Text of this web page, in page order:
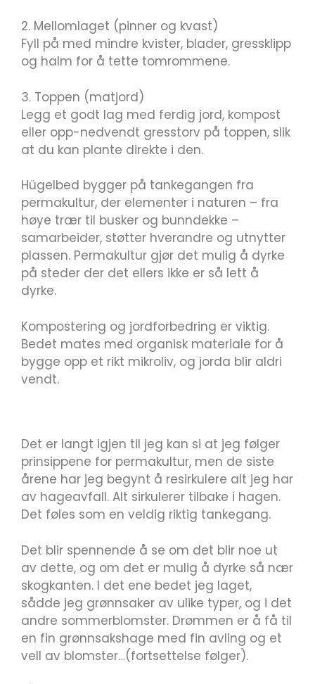
2. Mellomlaget (pinner og kvast)
Fyll på med mindre kvister, blader, gressklipp
og halm for å tette tomrommene.
3. Toppen (matjord)
Legg et godt lag med ferdig jord, kompost
eller opp-nedvendt gresstorv på toppen, slik
at du kan plante direkte i den.
Hügelbed bygger på tankegangen fra
permakultur, der elementer i naturen – fra
høye trær til busker og bunndekke –
samarbeider, støtter hverandre og utnytter
plassen. Permakultur gjør det mulig å dyrke
på steder der det ellers ikke er så lett å
dyrke.
Kompostering og jordforbedring er viktig.
Bedet mates med organisk materiale for å
bygge opp et rikt mikroliv, og jorda blir aldri
vendt.
Det er langt igjen til jeg kan si at jeg følger
prinsippene for permakultur, men de siste
årene har jeg begynt å resirkulere alt jeg har
av hageavfall. Alt sirkulerer tilbake i hagen.
Det føles som en veldig riktig tankegang.
Det blir spennende å se om det blir noe ut
av dette, og om det er mulig å dyrke så nær
skogkanten. I det ene bedet jeg laget,
sådde jeg grønnsaker av ulike typer, og i det
andre sommerblomster. Drømmen er å få til
en fin grønnsakshage med fin avling og et
vell av blomster…(fortsettelse følger).